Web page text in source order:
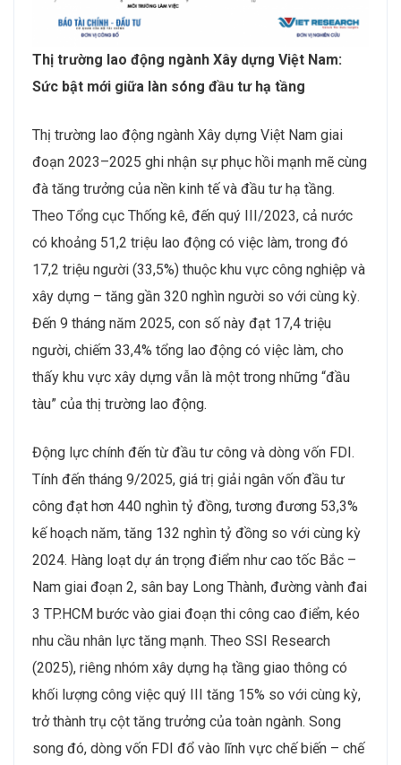
Thị trường lao động ngành Xây dựng Việt Nam:
Sức bật mới giữa làn sóng đầu tư hạ tầng
Thị trường lao động ngành Xây dựng Việt Nam giai
đoạn 2023–2025 ghi nhận sự phục hồi mạnh mẽ cùng
đà tăng trưởng của nền kinh tế và đầu tư hạ tầng.
Theo Tổng cục Thống kê, đến quý III/2023, cả nước
có khoảng 51,2 triệu lao động có việc làm, trong đó
17,2 triệu người (33,5%) thuộc khu vực công nghiệp và
xây dựng – tăng gần 320 nghìn người so với cùng kỳ.
Đến 9 tháng năm 2025, con số này đạt 17,4 triệu
người, chiếm 33,4% tổng lao động có việc làm, cho
thấy khu vực xây dựng vẫn là một trong những “đầu
tàu” của thị trường lao động.
Động lực chính đến từ đầu tư công và dòng vốn FDI.
Tính đến tháng 9/2025, giá trị giải ngân vốn đầu tư
công đạt hơn 440 nghìn tỷ đồng, tương đương 53,3%
kế hoạch năm, tăng 132 nghìn tỷ đồng so với cùng kỳ
2024. Hàng loạt dự án trọng điểm như cao tốc Bắc –
Nam giai đoạn 2, sân bay Long Thành, đường vành đai
3 TP.HCM bước vào giai đoạn thi công cao điểm, kéo
nhu cầu nhân lực tăng mạnh. Theo SSI Research
(2025), riêng nhóm xây dựng hạ tầng giao thông có
khối lượng công việc quý III tăng 15% so với cùng kỳ,
trở thành trụ cột tăng trưởng của toàn ngành. Song
song đó, dòng vốn FDI đổ vào lĩnh vực chế biến – chế